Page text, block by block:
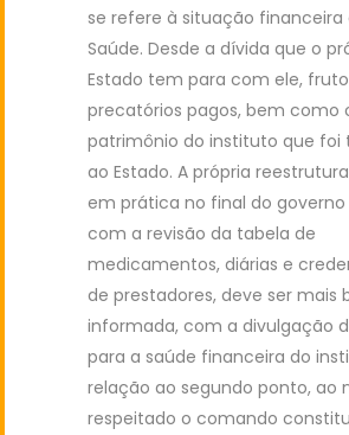
se refere à situação financeira
Saúde. Desde a dívida que o
Estado tem para com ele, fruto
precatórios pagos, bem como
patrimônio do instituto que foi
ao Estado. A própria
em prática no final do governo
com a revisão da tabela de
medicamentos, diárias e
de prestadores, deve ser mais
informada, com a divulgação
para a saúde financeira do
relação ao segundo ponto, ao
respeitado o comando